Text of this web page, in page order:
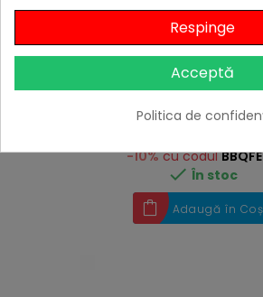
Suport fonta cu piatra pizza
modular Enders
239,00 lei
Niciun
-10%cu codul
 În stoc
Adaugă în Coș
Respinge
Acceptă
Politica de